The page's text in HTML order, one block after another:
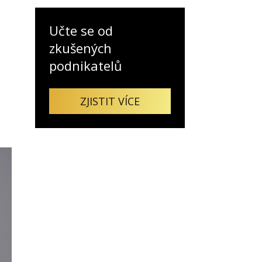
Já v médiích
Učte se od
zkušených
podnikatelů
ZJISTIT VÍCE